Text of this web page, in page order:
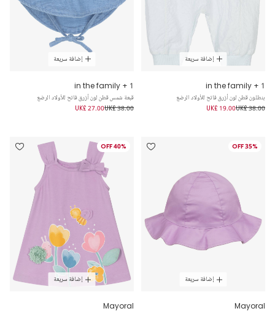
إضافة سريعة
1 + in the family
بنطلون قطن لون أزرق فاتح للأولاد الرضع
UK£ 38.00
UK£ 19.00
إضافة سريعة
1 + in the family
قبعة شمس قطن لون أزرق فاتح للأولاد الرضع
UK£ 38.00
UK£ 27.00
35% OFF
إضافة سريعة
Mayoral
40% OFF
إضافة سريعة
Mayoral